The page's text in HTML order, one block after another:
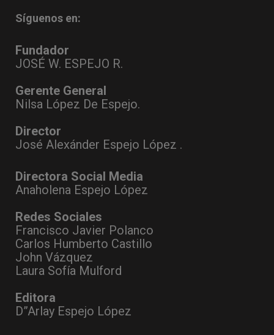
Síguenos en:
Fundador
JOSÉ W. ESPEJO R.
Gerente General
Nilsa López De Espejo.
Director
José Alexánder Espejo López .
Directora Social Media
Anaholena Espejo López
Redes Sociales
Francisco Javier Polanco
Carlos Humberto Castillo
John Vázquez
Laura Sofía Mulford
Editora
D”Arlay Espejo López